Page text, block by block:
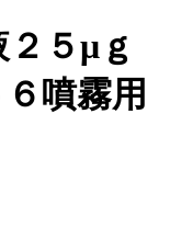
５μｇ
噴霧用